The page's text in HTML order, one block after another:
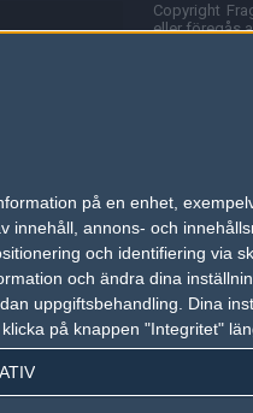
på en enhet,
annons- och
och identifiering via
och ändra dina
uppgiftsbehandling. Dina
på knappen "Integritet"
Copyright
eller föregås
Alla åsikter
Fragbite
besöka
Är du